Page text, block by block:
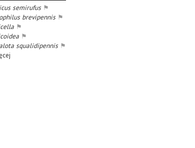
semirufus ⚑
brevipennis ⚑
⚑
⚑
squalidipennis ⚑